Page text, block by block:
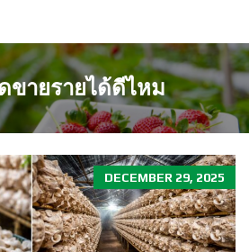
ขายรายได้ดีไหม
DECEMBER 29, 2025